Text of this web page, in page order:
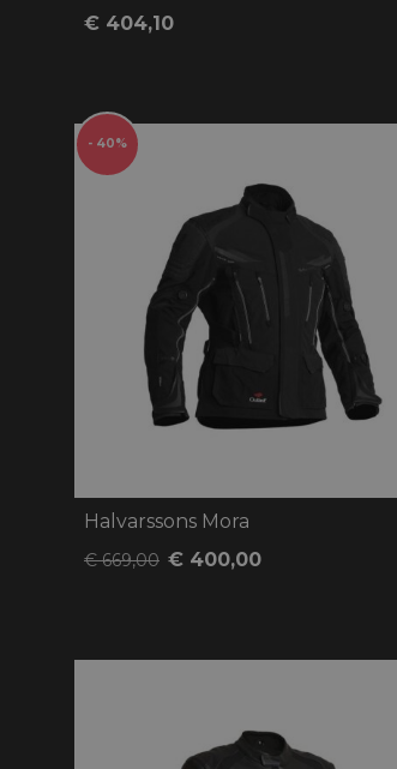
€ 404,10
- 40%
Halvarssons Mora
€ 669,00 € 400,00